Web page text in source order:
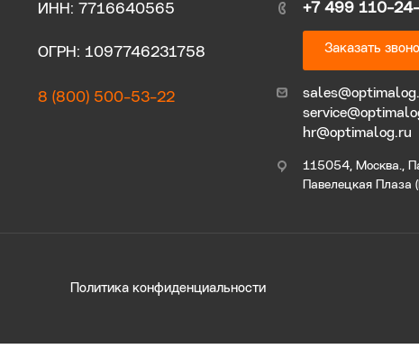
ИНН: 7716640565
ОГРН: 1097746231758
8 (800) 500-53-22
+7 499 110-
Заказать
hr@optimalog.ru
115054, Москва.,
Павелецкая Плаза
Политика конфиденциальности